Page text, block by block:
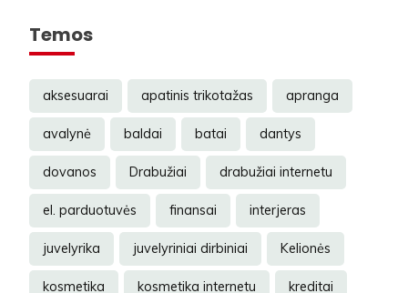
Temos
aksesuarai apatinis trikotažas apranga
avalynė baldai batai dantys
dovanos Drabužiai drabužiai internetu
el. parduotuvės finansai interjeras
juvelyrika juvelyriniai dirbiniai Kelionės
kosmetika kosmetika internetu kreditai